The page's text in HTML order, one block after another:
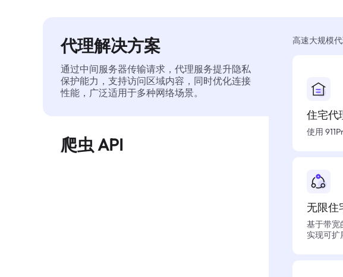
代理解决方案
通过中间服务器传输请求，代理服务提升隐私
保护能力，支持访问区域内容，同时优化连接
性能，广泛适用于多种网络场景。
爬虫 API
高速大规模
住宅代
使用
无限住
基于带宽
实现可扩